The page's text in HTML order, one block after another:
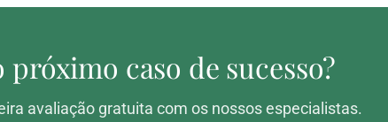
próximo caso de sucesso?
avaliação gratuita com os nossos especialistas.